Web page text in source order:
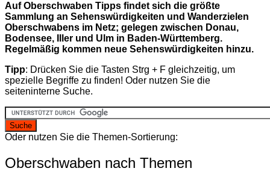
Auf Oberschwaben Tipps findet sich die größte
Sammlung an Sehenswürdigkeiten und Wanderzielen
Oberschwabens im Netz; gelegen zwischen Donau,
Bodensee, Iller und Ulm in Baden-Württemberg.
Regelmäßig kommen neue Sehenswürdigkeiten hinzu.
Tipp: Drücken Sie die Tasten Strg + F gleichzeitig, um
spezielle Begriffe zu finden! Oder nutzen Sie die
seiteninterne Suche.
Oder nutzen Sie die Themen-Sortierung:
Oberschwaben nach Themen